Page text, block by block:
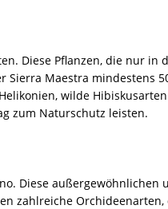
Diese Pflanzen, die nur in
Sierra Maestra mindestens
wilde
zum Naturschutz leisten.
Diese außergewöhnlichen
zahlreiche Orchideenarten,